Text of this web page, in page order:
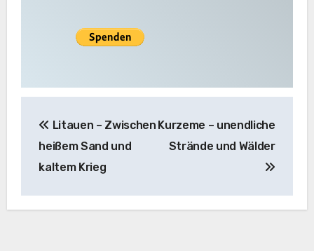
Litauen – Zwischen
heißem Sand und
kaltem Krieg
Kurzeme – unendliche
Strände und Wälder